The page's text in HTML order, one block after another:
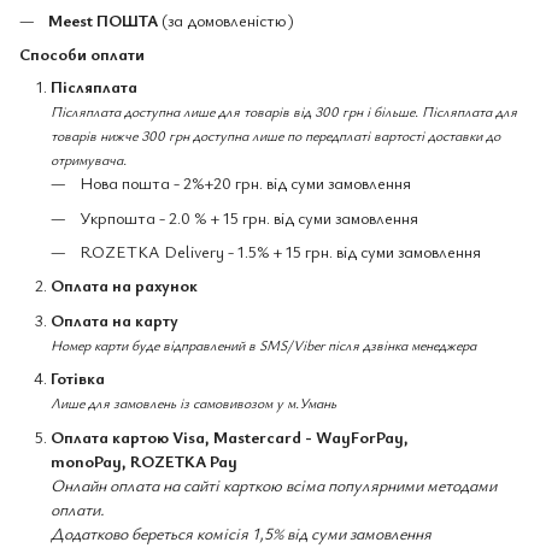
Meest ПОШТА (за домовленістю)
Способи оплати
Післяплата
Післяплата доступна лише для товарів від 300 грн і більше. Післяплата для
товарів нижче 300 грн доступна лише по передплаті вартості доставки до
отримувача.
Нова пошта - 2%+20 грн. від суми замовлення
Укрпошта - 2.0 % + 15 грн. від суми замовлення
ROZETKA Delivery - 1.5% + 15 грн. від суми замовлення
Оплата на рахунок
Оплата на карту
Номер карти буде відправлений в SMS/Viber після дзвінка менеджера
Готівка
Лише для замовлень із самовивозом у м.Умань
Оплата картою Visa, Mastercard - WayForPay,
monoPay, ROZETKA Pay
Онлайн оплата на сайті карткою всіма популярними методами
оплати.
Додатково береться комісія 1,5% від суми замовлення